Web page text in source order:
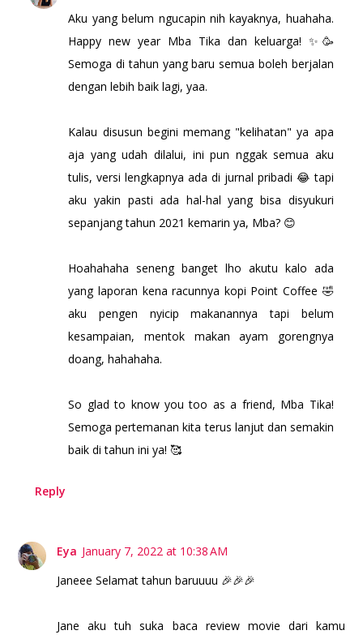
Aku yang belum ngucapin nih kayaknya, huahaha.
Happy new year Mba Tika dan keluarga! ✨🥳
Semoga di tahun yang baru semua boleh berjalan
dengan lebih baik lagi, yaa.
Kalau disusun begini memang "kelihatan" ya apa
aja yang udah dilalui, ini pun nggak semua aku
tulis, versi lengkapnya ada di jurnal pribadi 😂 tapi
aku yakin pasti ada hal-hal yang bisa disyukuri
sepanjang tahun 2021 kemarin ya, Mba? 😊
Hoahahaha seneng banget lho akutu kalo ada
yang laporan kena racunnya kopi Point Coffee 🤣
aku pengen nyicip makanannya tapi belum
kesampaian, mentok makan ayam gorengnya
doang, hahahaha.
So glad to know you too as a friend, Mba Tika!
Semoga pertemanan kita terus lanjut dan semakin
baik di tahun ini ya! 🥰
Reply
Eya January 7, 2022 at 10:38 AM
Janeee Selamat tahun baruuuu 🎉🎉🎉
Jane aku tuh suka baca review movie dari kamu